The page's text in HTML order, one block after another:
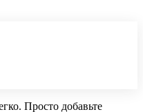
Просто добавьте